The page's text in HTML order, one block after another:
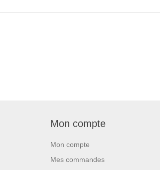
Mon compte
Mon compte
Mes commandes